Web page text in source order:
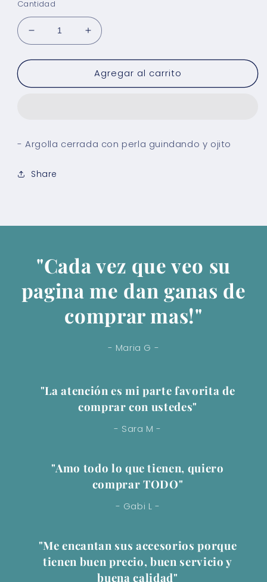
Cantidad
Reducir
cantidad
para
Perla
Aumentar
cantidad
para
Argolla
Perla
Agregar al carrito
- Argolla cerrada con perla guindando y ojito
Share
"Cada vez que veo su
pagina me dan ganas de
comprar mas!"
- Maria G -
"La atención es mi parte favorita de
comprar con ustedes"
- Sara M -
"Amo todo lo que tienen, quiero
comprar TODO"
- Gabi L -
"Me encantan sus accesorios porque
tienen buen precio, buen servicio y
buena calidad"